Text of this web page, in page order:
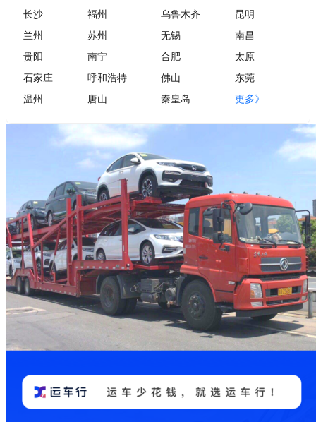
长沙
福州 乌鲁木齐
昆明
兰州
苏州 无锡
南昌
贵阳
南宁 合肥
太原
石家庄
呼和浩特 佛山
东莞
温州
唐山 秦皇岛 更多》